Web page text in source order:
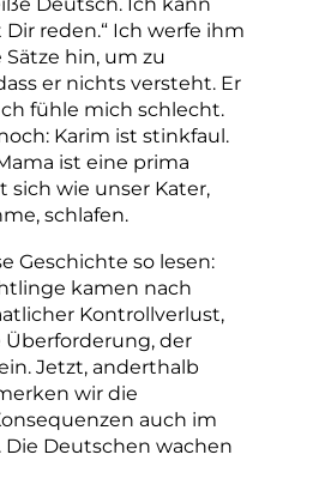
reden.“ Ich werfe ihm
hin, um zu
er nichts versteht. Er
fühle mich schlecht.
Karim ist stinkfaul.
ist eine prima
sich wie unser Kater,
schlafen.
Geschichte so lesen:
kamen nach
Kontrollverlust,
der
Jetzt, anderthalb
wir die
auch im
Deutschen wachen